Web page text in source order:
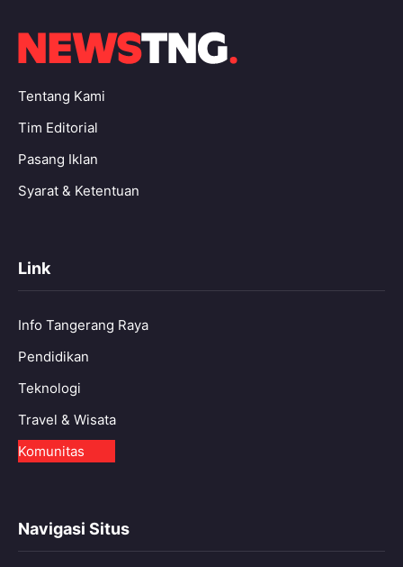
Tentang Kami
Tim Editorial
Pasang Iklan
Syarat & Ketentuan
Link
Info Tangerang Raya
Pendidikan
Teknologi
Travel & Wisata
Komunitas
Navigasi Situs